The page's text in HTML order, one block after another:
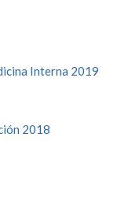
Interna 2019
2018